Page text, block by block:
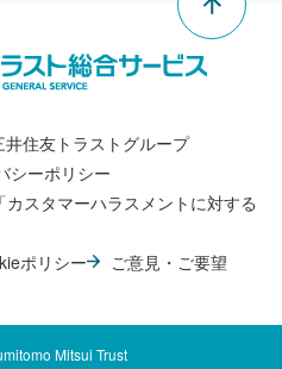
井住友トラストグループ
シーポリシー
スタマーハラスメントに対する
ポリシー ご意見・ご要望
Mitsui Trust